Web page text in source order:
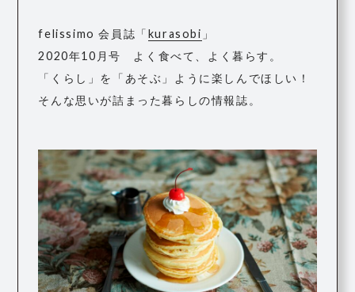
felissimo 会員誌「kurasobi 」
2020年10月号 よく食べて、よく暮らす。
「くらし」を「あそぶ」ように楽しんでほしい！
そんな思いが詰まった暮らしの情報誌。